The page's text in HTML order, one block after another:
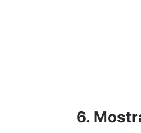
6.